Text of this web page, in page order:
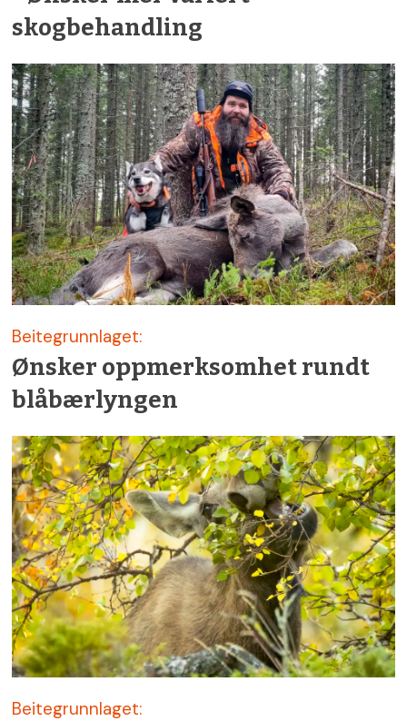
skogbehandling
Beitegrunnlaget:
Ønsker oppmerksomhet rundt
blåbærlyngen
Beitegrunnlaget: